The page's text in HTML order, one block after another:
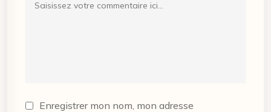
Enregistrer mon nom, mon adresse